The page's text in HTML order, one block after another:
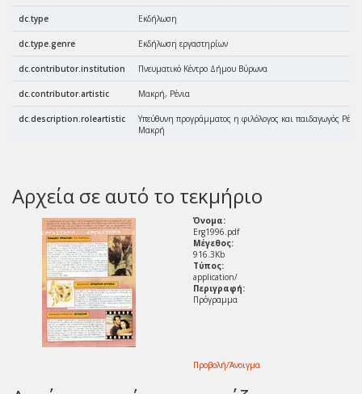
dc.type Εκδήλωση
dc.type.genre Εκδήλωση εργαστηρίων
dc.contributor.institution Πνευματικό Κέντρο Δήμου Βύρωνα
dc.contributor.artistic Μακρή, Ρένια
dc.description.roleartistic
Υπεύθυνη προγράμματος η φιλόλογος και παιδαγωγός Ρέα
Μακρή
Αρχεία σε αυτό το τεκμήριο
Όνομα:
Erg1996.pdf
Μέγεθος:
916.3Kb
Τύπος:
application/
Περιγραφή:
Πρόγραμμα
Προβολή/Άνοιγμα